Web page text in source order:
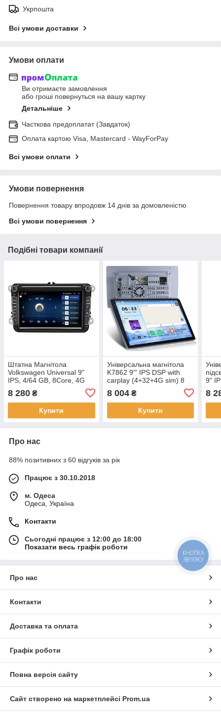
Укрпошта
Всі умови доставки
Умови оплати
Ви отримаєте замовлення
або гроші повернуться на вашу картку
Детальніше
Часткова предоплатат (Завдаток)
Оплата картою Visa, Mastercard - WayForPay
Всі умови оплати
Умови повернення
Повернення товару впродовж 14 днів за домовленістю
Всі умови повернення
Подібні товари компанії
Штатна Магнітола
Volkswagen Universal 9"
IPS, 4/64 GB, 8Core, 4G
DSP
8 280 ₴
Купити
Універсальна магнітола
K7862 9"' IPS DSP with
carplay (4+32+4G sim) 8
8 004₴
Купити
9"
8
Про нас
88% позитивних з 60 відгуків за рік
Працює з 30.10.2018
м. Одеса
Одеса, Україна
Контакти
Сьогодні працює з 12:00 до 18:00
Показати весь графік роботи
Про нас
Контакти
Доставка та оплата
Графік роботи
Повна версія сайту
Сайт створено на маркетплейсі Prom.ua
КНОПКА
ЗВ'ЯЗКУ